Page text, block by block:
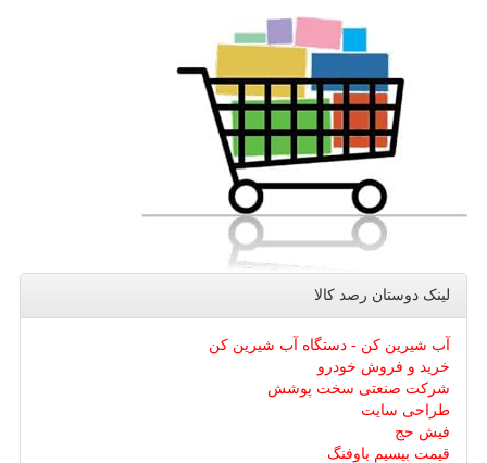
لینک دوستان رصد كالا
آب شیرین کن - دستگاه آب شیرین کن
خرید و فروش خودرو
شرکت صنعتی سخت پوشش
طراحی سایت
فیش حج
قیمت بیسیم باوفنگ